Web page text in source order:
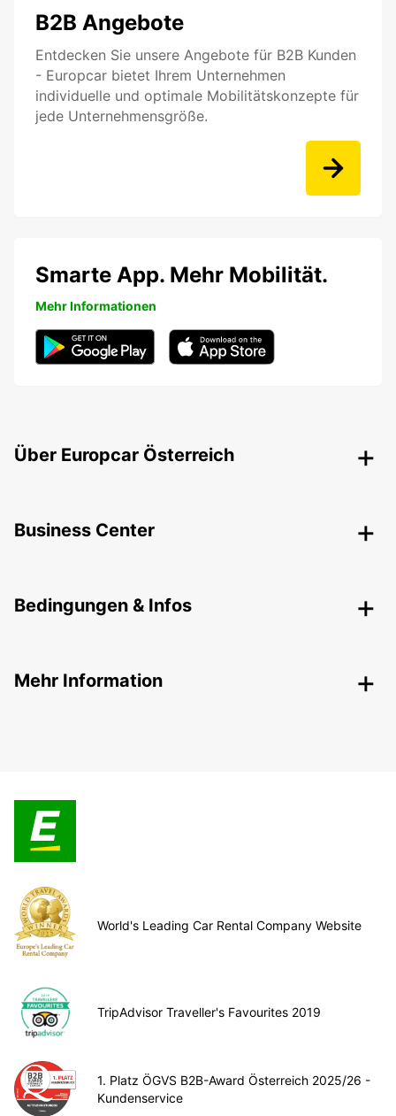
B2B Angebote
Entdecken Sie unsere Angebote für B2B Kunden
- Europcar bietet Ihrem Unternehmen
individuelle und optimale Mobilitätskonzepte für
jede Unternehmensgröße.
Smarte App. Mehr Mobilität.
Mehr Informationen
Über Europcar Österreich
Business Center
Bedingungen & Infos
Mehr Information
World's Leading Car Rental Company Website
TripAdvisor Traveller's Favourites 2019
1. Platz ÖGVS B2B-Award Österreich 2025/26 -
Kundenservice